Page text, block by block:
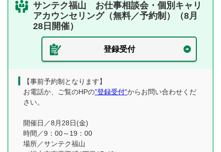
サンテク福山 お仕事相談会・個別キャリ
アカウンセリング（無料／予約制）（8月
28日開催）
登録受付
【事前予約制となります】
お電話か、ご覧のHPの”登録受付”からお問い合わせくだ
さい。
開催日／8月28日(金)
時間／9：00～19：00
場所／サンテク福山